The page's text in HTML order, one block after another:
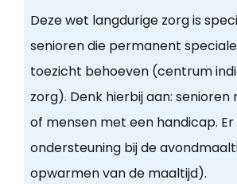
Deze wet langdurige zorg is
senioren die permanent
toezicht behoeven (centrum
zorg). Denk hierbij aan:
of mensen met een handicap.
ondersteuning bij de
opwarmen van de maaltijd).